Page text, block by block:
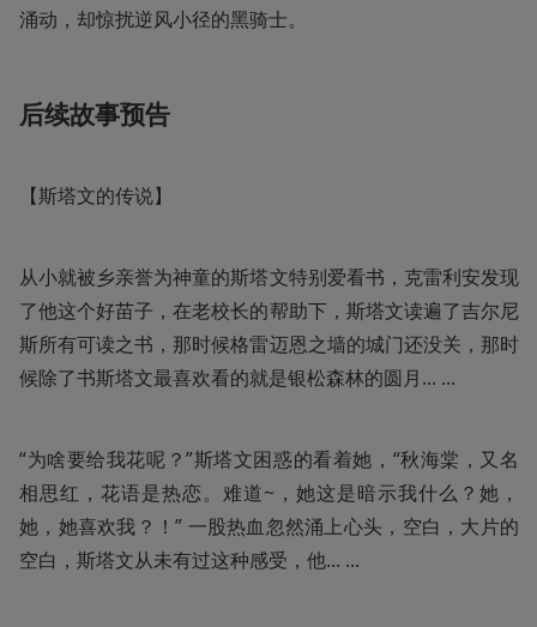
涌动，却惊扰逆风小径的黑骑士。
后续故事预告
【斯塔文的传说】
从小就被乡亲誉为神童的斯塔文特别爱看书，克雷利安发现
了他这个好苗子，在老校长的帮助下，斯塔文读遍了吉尔尼
斯所有可读之书，那时候格雷迈恩之墙的城门还没关，那时
候除了书斯塔文最喜欢看的就是银松森林的圆月... ...
“为啥要给我花呢？”斯塔文困惑的看着她，“秋海棠，又名
相思红，花语是热恋。难道~，她这是暗示我什么？她，
她，她喜欢我？！” 一股热血忽然涌上心头，空白，大片的
空白，斯塔文从未有过这种感受，他... ...